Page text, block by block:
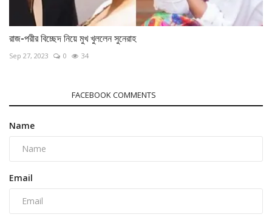
রাজ-পরীর বিচ্ছেদ নিয়ে মুখ খুললেন সুনেরাহ
Sep 27, 2023 0 34
FACEBOOK COMMENTS
Name
Email